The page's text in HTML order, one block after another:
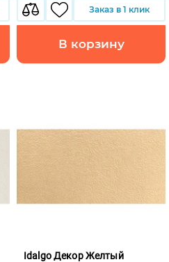
Заказ в 1 клик
В корзину
Idalgo Декор Желтый